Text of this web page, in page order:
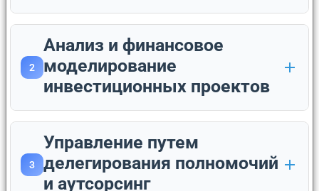
2
Анализ и финансовое
моделирование
инвестиционных проектов
3
Управление путем
делегирования полномочий
и аутсорсинг